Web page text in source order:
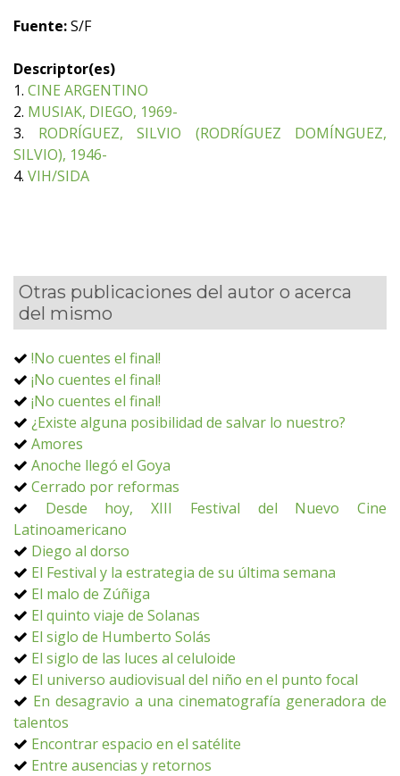
Fuente:S/F
Descriptor(es)
1. CINE ARGENTINO
2. MUSIAK, DIEGO, 1969-
3. RODRÍGUEZ, SILVIO (RODRÍGUEZ DOMÍNGUEZ,
SILVIO), 1946-
4. VIH/SIDA
Otras publicaciones del autor o acerca
del mismo
!No cuentes el final!
¡No cuentes el final!
¡No cuentes el final!
¿Existe alguna posibilidad de salvar lo nuestro?
Amores
Anoche llegó el Goya
Cerrado por reformas
Desde hoy, XIII Festival del Nuevo Cine
Latinoamericano
Diego al dorso
El Festival y la estrategia de su última semana
El malo de Zúñiga
El quinto viaje de Solanas
El siglo de Humberto Solás
El siglo de las luces al celuloide
El universo audiovisual del niño en el punto focal
En desagravio a una cinematografía generadora de
talentos
Encontrar espacio en el satélite
Entre ausencias y retornos